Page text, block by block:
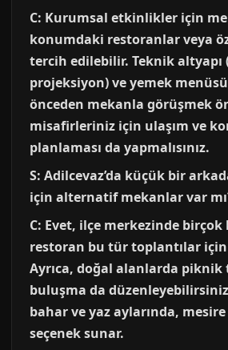
C: Kurumsal etkinlikler için
konumdaki restoranlar veya
tercih edilebilir. Teknik altyapı
projeksiyon) ve yemek
önceden mekanla görüşmek
misafirleriniz için ulaşım ve
planlaması da yapmalısınız.
S: Adilcevaz’da küçük bir
için alternatif mekanlar var
C: Evet, ilçe merkezinde birçok
restoran bu tür toplantılar
Ayrıca, doğal alanlarda piknik
buluşma da
bahar ve yaz aylarında,
seçenek sunar.